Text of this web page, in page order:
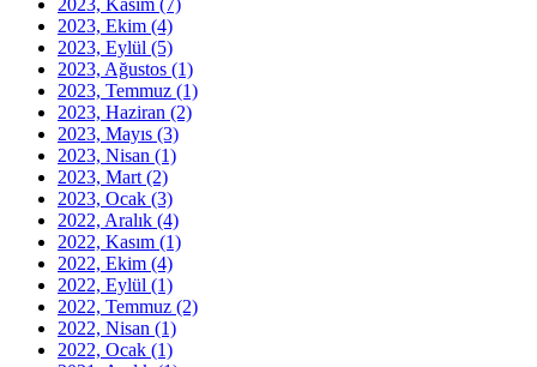
2023, Ekim (4)
2023, Eylül (5)
2023, Ağustos (1)
2023, Temmuz (1)
2023, Haziran (2)
2023, Mayıs (3)
2023, Nisan (1)
2023, Mart (2)
2023, Ocak (3)
2022, Aralık (4)
2022, Kasım (1)
2022, Ekim (4)
2022, Eylül (1)
2022, Temmuz (2)
2022, Nisan (1)
2022, Ocak (1)